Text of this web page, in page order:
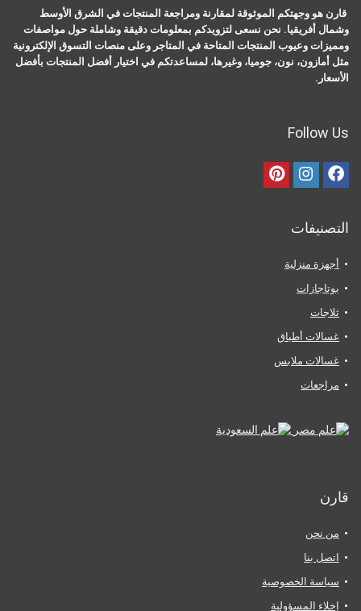
قارن هو وجهتكم الموثوقة لمقارنة ومراجعة المنتجات في الشرق الأوسط
وشمال أفريقيا. نحن نسعى لتزويدكم بمعلومات دقيقة وشاملة حول مواصفات
ومميزات وعيوب المنتجات المتاحة في المتاجر وعلى منصات التسوق الإلكترونية
مثل أمازون، نون، جوميا، وغيرها، لمساعدتكم في اختيار أفضل المنتجات بأفضل
الأسعار.
Follow Us
التصنيفات
أجهزة منزلية
بوتاجازات
ثلاجات
غسالات أطباق
غسالات ملابس
مراجعات
قارن
من نحن
اتصل بنا
سياسة الخصوصية
إخلاء المسؤولية